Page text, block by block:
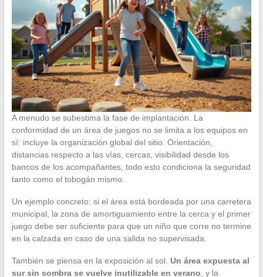
A menudo se subestima la fase de implantación. La
conformidad de un área de juegos no se limita a los equipos en
sí: incluye la organización global del sitio. Orientación,
distancias respecto a las vías, cercas, visibilidad desde los
bancos de los acompañantes, todo esto condiciona la seguridad
tanto como el tobogán mismo.
Un ejemplo concreto: si el área está bordeada por una carretera
municipal, la zona de amortiguamiento entre la cerca y el primer
juego debe ser suficiente para que un niño que corre no termine
en la calzada en caso de una salida no supervisada.
También se piensa en la exposición al sol. Un área expuesta al
sur sin sombra se vuelve inutilizable en verano , y la